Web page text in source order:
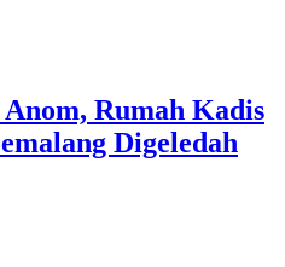
Rumah Kadis
Digeledah